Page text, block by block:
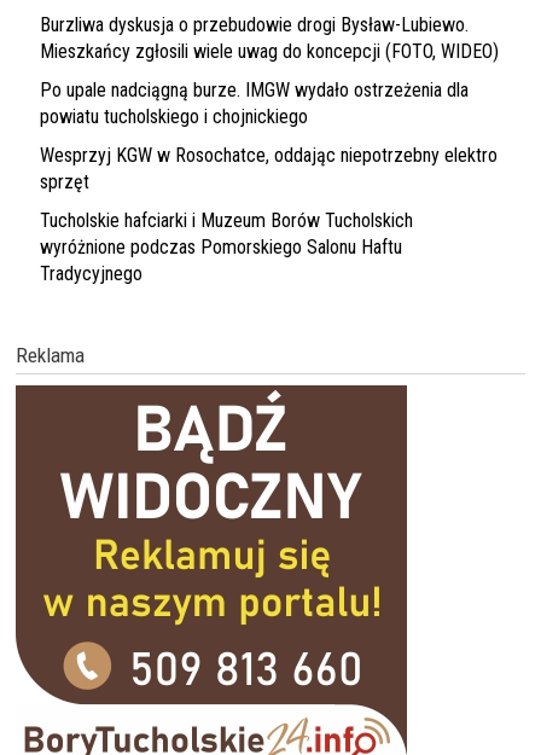
Burzliwa dyskusja o przebudowie drogi Bysław-Lubiewo.
Mieszkańcy zgłosili wiele uwag do koncepcji (FOTO, WIDEO)
Po upale nadciągną burze. IMGW wydało ostrzeżenia dla
powiatu tucholskiego i chojnickiego
Wesprzyj KGW w Rosochatce, oddając niepotrzebny elektro
sprzęt
Tucholskie hafciarki i Muzeum Borów Tucholskich
wyróżnione podczas Pomorskiego Salonu Haftu
Tradycyjnego
Reklama